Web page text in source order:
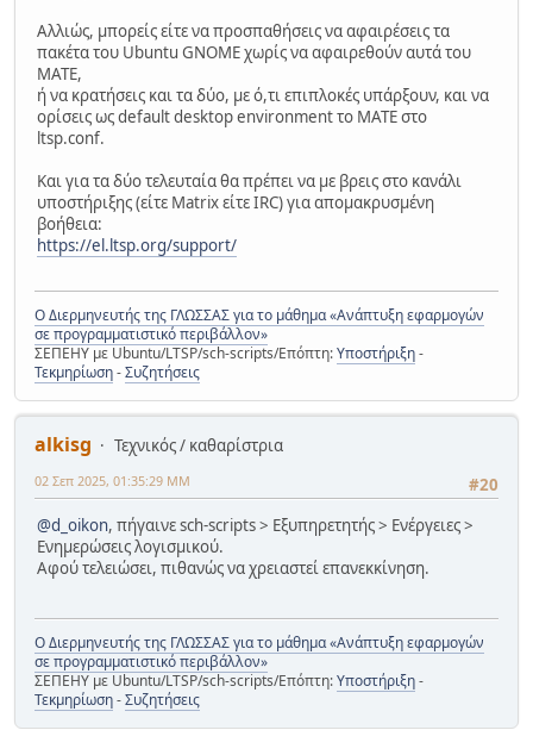
Αλλιώς, μπορείς είτε να προσπαθήσεις να αφαιρέσεις τα
πακέτα του Ubuntu GNOME χωρίς να αφαιρεθούν αυτά του
MATE,
ή να κρατήσεις και τα δύο, με ό,τι επιπλοκές υπάρξουν, και να
ορίσεις ως default desktop environment το MATE στο
ltsp.conf.
Και για τα δύο τελευταία θα πρέπει να με βρεις στο κανάλι
υποστήριξης (είτε Matrix είτε IRC) για απομακρυσμένη
βοήθεια:
https://el.ltsp.org/support/
Ο Διερμηνευτής της ΓΛΩΣΣΑΣ για το μάθημα «Ανάπτυξη εφαρμογών
σε προγραμματιστικό περιβάλλον»
ΣΕΠΕΗΥ με Ubuntu/LTSP/sch-scripts/Επόπτη:Υποστήριξη-
Τεκμηρίωση-Συζητήσεις
alkisg
Τεχνικός / καθαρίστρια
#20
02 Σεπ 2025, 01:35:29 ΜΜ
@d_oikon, πήγαινε sch-scripts > Εξυπηρετητής > Ενέργειες >
Ενημερώσεις λογισμικού.
Αφού τελειώσει, πιθανώς να χρειαστεί επανεκκίνηση.
Ο Διερμηνευτής της ΓΛΩΣΣΑΣ για το μάθημα «Ανάπτυξη εφαρμογών
σε προγραμματιστικό περιβάλλον»
ΣΕΠΕΗΥ με Ubuntu/LTSP/sch-scripts/Επόπτη:Υποστήριξη-
Τεκμηρίωση-Συζητήσεις